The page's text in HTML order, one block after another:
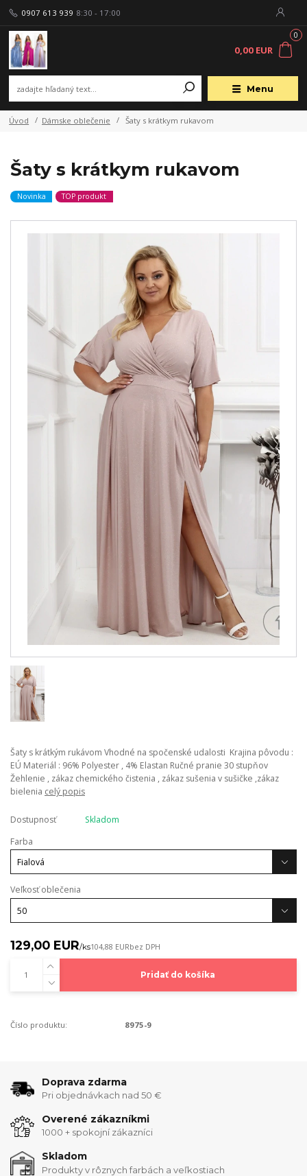
Menu
0907 613 939 8:30 - 17:00
0
0,00 EUR
Úvod Dámske oblečenie Šaty s krátkym rukavom
Šaty s krátkym rukavom
Novinka TOP produkt
Šaty s krátkým rukávom Vhodné na spočenské udalosti Krajina pôvodu :
EÚ Materiál : 96% Polyester , 4% Elastan Ručné pranie 30 stupňov
Žehlenie , zákaz chemického čistenia , zákaz sušenia v sušičke ,zákaz
bielenia celý popis
Dostupnosť
Skladom
Farba
Veľkosť oblečenia
129,00 EUR/ks104,88 EURbez DPH
Pridať do košíka
Číslo produktu: 8975-9
Doprava zdarma
Pri objednávkach nad 50 €
Overené zákazníkmi
1000 + spokojní zákazníci
Skladom
Produkty v rôznych farbách a veľkostiach